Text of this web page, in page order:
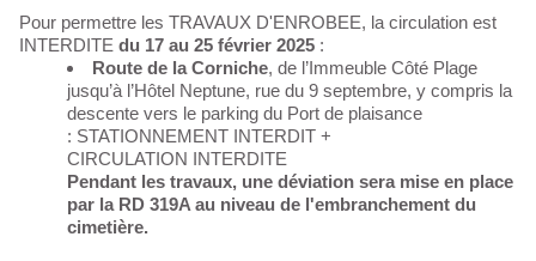
Pour permettre les TRAVAUX D'ENROBEE, la circulation est
INTERDITE du 17 au 25 février 2025 :
Route de la Corniche, de l’Immeuble Côté Plage
jusqu’à l’Hôtel Neptune, rue du 9 septembre, y compris la
descente vers le parking du Port de plaisance
: STATIONNEMENT INTERDIT +
CIRCULATION INTERDITE
Pendant les travaux, une déviation sera mise en place
par la RD 319A au niveau de l'embranchement du
cimetière.